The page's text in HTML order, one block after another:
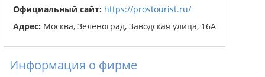
Официальный сайт: https://prostourist.ru/
Адрес: Москва, Зеленоград, Заводская улица, 16А
Информация о фирме